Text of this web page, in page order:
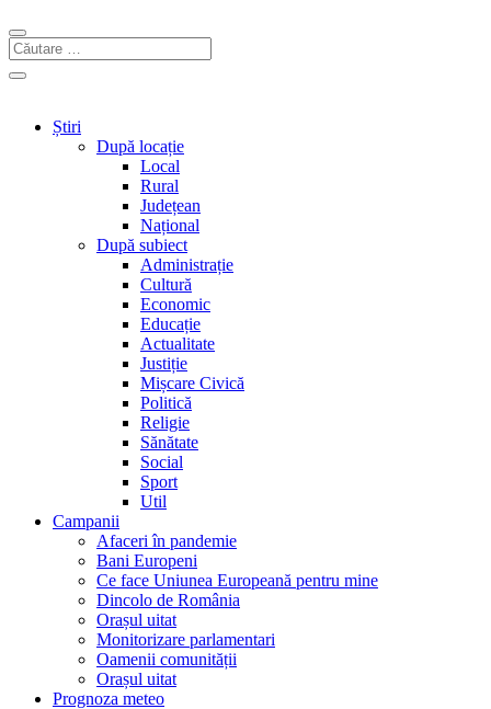
Știri
După locație
Local
Rural
Județean
Național
După subiect
Administrație
Cultură
Economic
Educație
Actualitate
Justiție
Mișcare Civică
Politică
Religie
Sănătate
Social
Sport
Util
Campanii
Afaceri în pandemie
Bani Europeni
Ce face Uniunea Europeană pentru mine
Dincolo de România
Orașul uitat
Monitorizare parlamentari
Oamenii comunității
Orașul uitat
Prognoza meteo